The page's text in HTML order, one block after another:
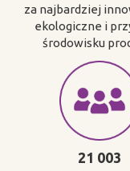
za najbardziej
ekologiczne i
środowisku
21 003